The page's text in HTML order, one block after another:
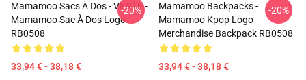
Mamamoo Sacs À Dos - VENTE -
Mamamoo Sac À Dos Logo
RB0508
33,94 € - 38,18 €
-20%
Mamamoo Backpacks -
Mamamoo Kpop Logo
Merchandise Backpack RB0508
33,94 € - 38,18 €
-20%